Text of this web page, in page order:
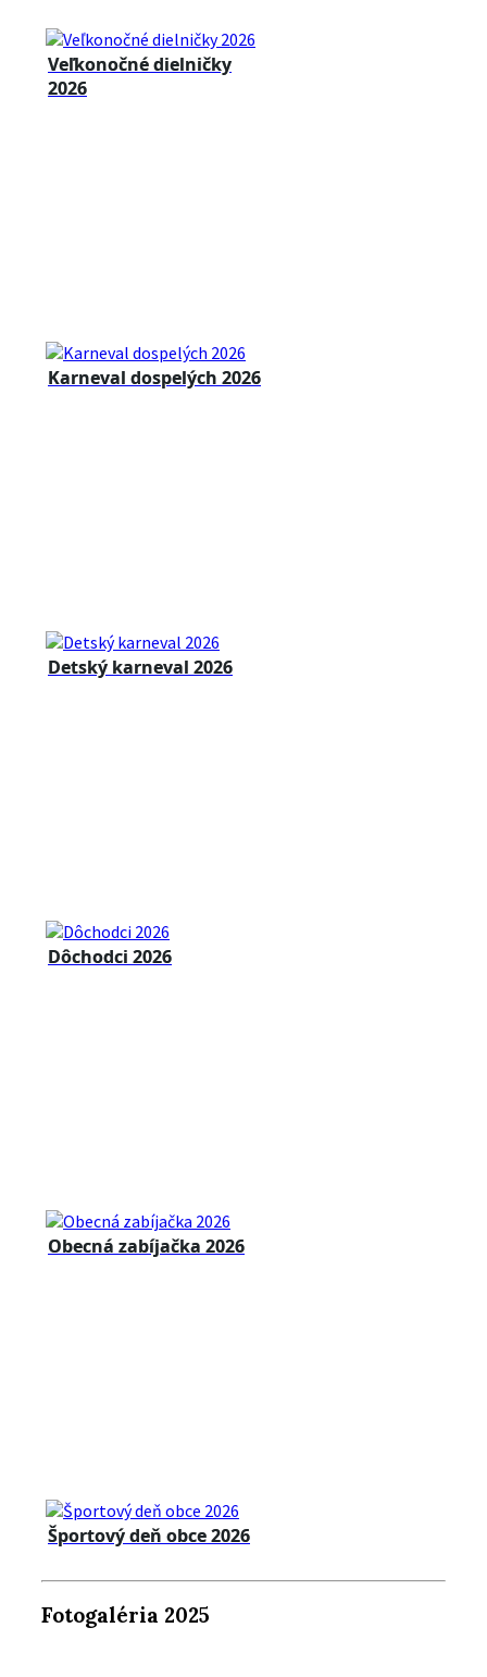
Veľkonočné dielničky
2026
Karneval dospelých 2026
Detský karneval 2026
Dôchodci 2026
Obecná zabíjačka 2026
Športový deň obce 2026
Fotogaléria 2025